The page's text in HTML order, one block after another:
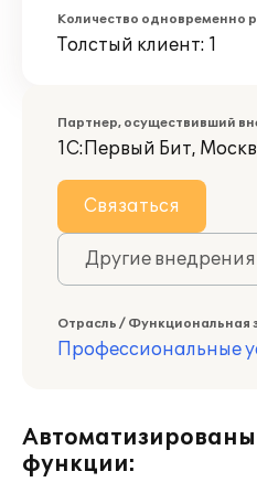
Количество одновременно
Толстый клиент: 1
Партнер, осуществивший
1С:Первый Бит,
Связаться
Другие
Отрасль / Функциональная
Профессиональные
функции: